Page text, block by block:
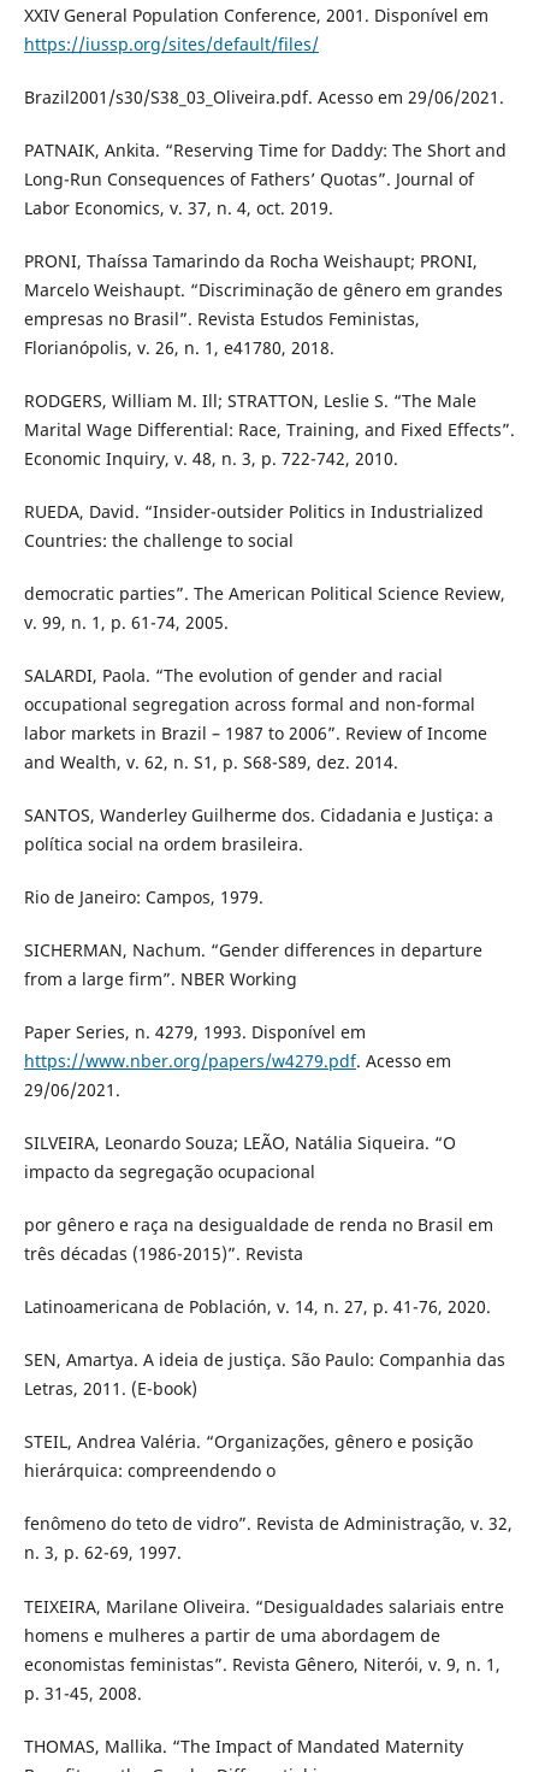
XXIV General Population Conference, 2001. Disponível em
https://iussp.org/sites/default/files/
Brazil2001/s30/S38_03_Oliveira.pdf. Acesso em 29/06/2021.
PATNAIK, Ankita. “Reserving Time for Daddy: The Short and
Long-Run Consequences of Fathers’ Quotas”. Journal of
Labor Economics, v. 37, n. 4, oct. 2019.
PRONI, Thaíssa Tamarindo da Rocha Weishaupt; PRONI,
Marcelo Weishaupt. “Discriminação de gênero em grandes
empresas no Brasil”. Revista Estudos Feministas,
Florianópolis, v. 26, n. 1, e41780, 2018.
RODGERS, William M. Ill; STRATTON, Leslie S. “The Male
Marital Wage Differential: Race, Training, and Fixed Effects”.
Economic Inquiry, v. 48, n. 3, p. 722-742, 2010.
RUEDA, David. “Insider-outsider Politics in Industrialized
Countries: the challenge to social
democratic parties”. The American Political Science Review,
v. 99, n. 1, p. 61-74, 2005.
SALARDI, Paola. “The evolution of gender and racial
occupational segregation across formal and non-formal
labor markets in Brazil – 1987 to 2006”. Review of Income
and Wealth, v. 62, n. S1, p. S68-S89, dez. 2014.
SANTOS, Wanderley Guilherme dos. Cidadania e Justiça: a
política social na ordem brasileira.
Rio de Janeiro: Campos, 1979.
SICHERMAN, Nachum. “Gender differences in departure
from a large firm”. NBER Working
Paper Series, n. 4279, 1993. Disponível em
https://www.nber.org/papers/w4279.pdf. Acesso em
29/06/2021.
SILVEIRA, Leonardo Souza; LEÃO, Natália Siqueira. “O
impacto da segregação ocupacional
por gênero e raça na desigualdade de renda no Brasil em
três décadas (1986-2015)”. Revista
Latinoamericana de Población, v. 14, n. 27, p. 41-76, 2020.
SEN, Amartya. A ideia de justiça. São Paulo: Companhia das
Letras, 2011. (E-book)
STEIL, Andrea Valéria. “Organizações, gênero e posição
hierárquica: compreendendo o
fenômeno do teto de vidro”. Revista de Administração, v. 32,
n. 3, p. 62-69, 1997.
TEIXEIRA, Marilane Oliveira. “Desigualdades salariais entre
homens e mulheres a partir de uma abordagem de
economistas feministas”. Revista Gênero, Niterói, v. 9, n. 1,
p. 31-45, 2008.
THOMAS, Mallika. “The Impact of Mandated Maternity